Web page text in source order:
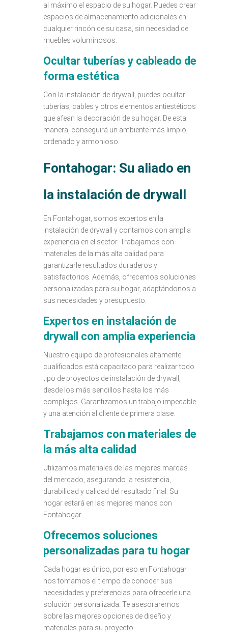
al máximo el espacio de su hogar. Puedes crear
espacios de almacenamiento adicionales en
cualquier rincón de su casa, sin necesidad de
muebles voluminosos.
Ocultar tuberías y cableado de
forma estética
Con la instalación de drywall, puedes ocultar
tuberías, cables y otros elementos antiestéticos
que afean la decoración de su hogar. De esta
manera, conseguirá un ambiente más limpio,
ordenado y armonioso.
Fontahogar: Su aliado en
la instalación de drywall
En Fontahogar, somos expertos en la
instalación de drywall y contamos con amplia
experiencia en el sector. Trabajamos con
materiales de la más alta calidad para
garantizarle resultados duraderos y
satisfactorios. Además, ofrecemos soluciones
personalizadas para su hogar, adaptándonos a
sus necesidades y presupuesto.
Expertos en instalación de
drywall con amplia experiencia
Nuestro equipo de profesionales altamente
cualificados está capacitado para realizar todo
tipo de proyectos de instalación de drywall,
desde los más sencillos hasta los más
complejos. Garantizamos un trabajo impecable
y una atención al cliente de primera clase.
Trabajamos con materiales de
la más alta calidad
Utilizamos materiales de las mejores marcas
del mercado, asegurando la resistencia,
durabilidad y calidad del resultado final. Su
hogar estará en las mejores manos con
Fontahogar.
Ofrecemos soluciones
personalizadas para tu hogar
Cada hogar es único, por eso en Fontahogar
nos tomamos el tiempo de conocer sus
necesidades y preferencias para ofrecerle una
solución personalizada. Te asesoraremos
sobre las mejores opciones de diseño y
materiales para su proyecto.